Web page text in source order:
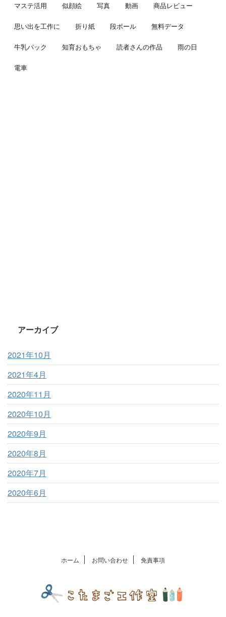
マステ活用 似顔絵 写真 動画 商品レビュー
思い出を工作に 折り紙 段ボール 無料データ
牛乳パック 知育おもちゃ 読者さんの作品 雨の日
電車
アーカイブ
2021年10月
2021年4月
2020年11月
2020年10月
2020年9月
2020年8月
2020年7月
2020年6月
ホーム お問い合わせ 免責事項